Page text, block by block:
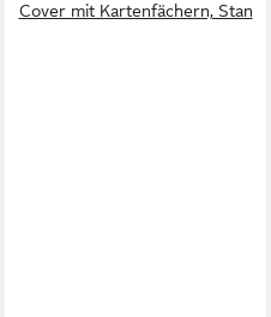
Cover mit Kartenfächern, Stan